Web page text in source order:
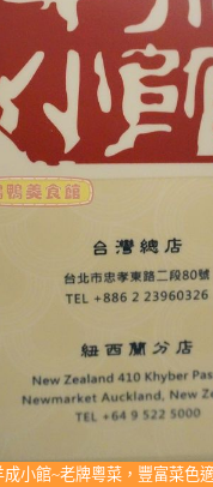
小館~老牌粵菜，豐富菜色